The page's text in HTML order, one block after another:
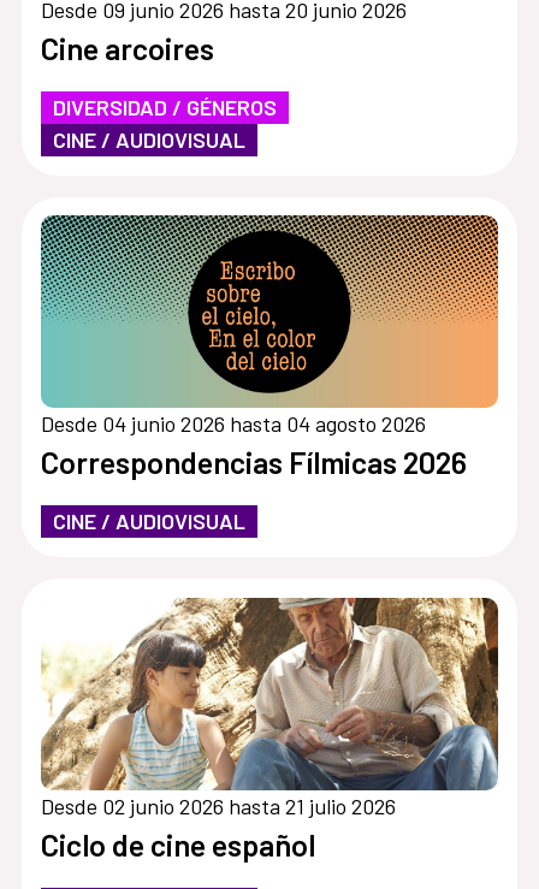
Desde 09 junio 2026 hasta 20 junio 2026
Cine arcoires
DIVERSIDAD / GÉNEROS
CINE / AUDIOVISUAL
Desde 04 junio 2026 hasta 04 agosto 2026
Correspondencias Fílmicas 2026
CINE / AUDIOVISUAL
Desde 02 junio 2026 hasta 21 julio 2026
Ciclo de cine español